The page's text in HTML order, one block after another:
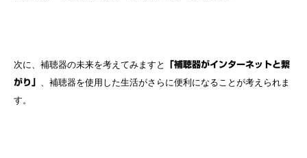
次に、補聴器の未来を考えてみますと
「補聴器がインターネットと繋
がり」
、補聴器を使用した生活がさらに便利になることが考えられま
す。